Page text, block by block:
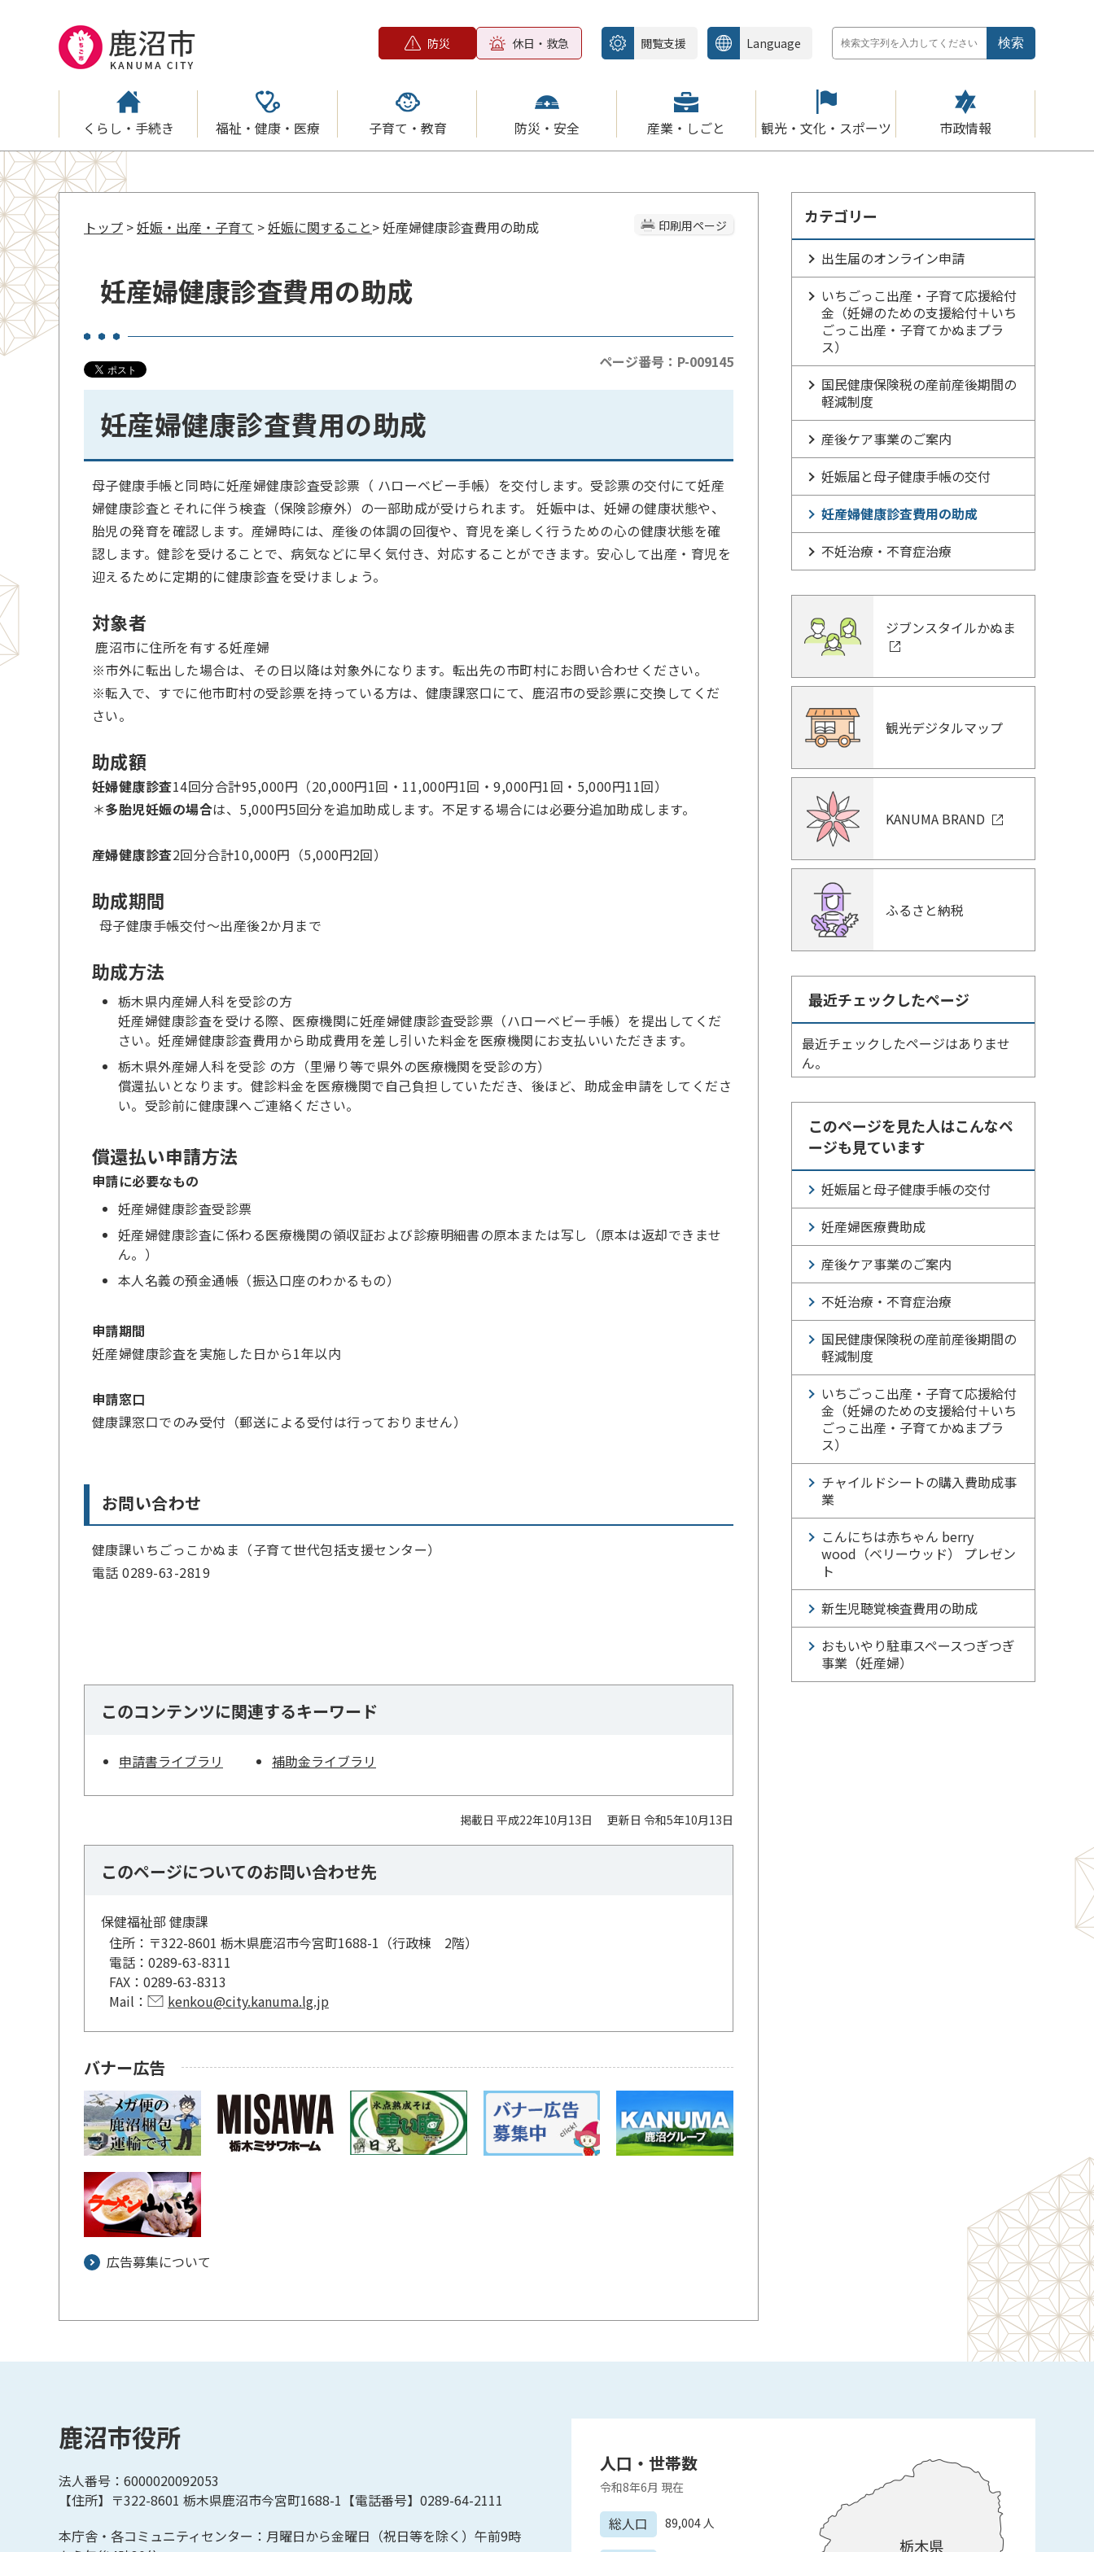
防災 休日・救急 閲覧支援 Language
くらし・手続き 福祉・健康・医療 子育て・教育 防災・安全 産業・しごと 観光・文化・スポーツ 市政情報
印刷用ページ
トップ >妊娠・出産・子育て >妊娠に関すること> 妊産婦健康診査費用の助成
妊産婦健康診査費用の助成
ページ番号：P-009145
妊産婦健康診査費用の助成
母子健康手帳と同時に妊産婦健康診査受診票（ ハローベビー手帳）を交付します。受診票の交付にて妊産
婦健康診査とそれに伴う検査（保険診療外）の一部助成が受けられます。 妊娠中は、妊婦の健康状態や、
胎児の発育を確認します。産婦時には、産後の体調の回復や、育児を楽しく行うための心の健康状態を確
認します。健診を受けることで、病気などに早く気付き、対応することができます。安心して出産・育児を
迎えるために定期的に健康診査を受けましょう。
対象者
鹿沼市に住所を有する妊産婦
※市外に転出した場合は、その日以降は対象外になります。転出先の市町村にお問い合わせください。
※転入で、すでに他市町村の受診票を持っている方は、健康課窓口にて、鹿沼市の受診票に交換してくだ
さい。
助成額
妊婦健康診査14回分合計95,000円（20,000円1回・11,000円1回・9,000円1回・5,000円11回）
＊多胎児妊娠の場合は、5,000円5回分を追加助成します。不足する場合には必要分追加助成します。
産婦健康診査2回分合計10,000円（5,000円2回）
助成期間
母子健康手帳交付～出産後2か月まで
助成方法
栃木県内産婦人科を受診の方
妊産婦健康診査を受ける際、医療機関に妊産婦健康診査受診票（ハローベビー手帳）を提出してくだ
さい。妊産婦健康診査費用から助成費用を差し引いた料金を医療機関にお支払いいただきます。
栃木県外産婦人科を受診 の方（里帰り等で県外の医療機関を受診の方）
償還払いとなります。健診料金を医療機関で自己負担していただき、後ほど、助成金申請をしてくださ
い。受診前に健康課へご連絡ください。
償還払い申請方法
申請に必要なもの
妊産婦健康診査受診票
妊産婦健康診査に係わる医療機関の領収証および診療明細書の原本または写し（原本は返却できませ
ん。）
本人名義の預金通帳（振込口座のわかるもの）
申請期間
妊産婦健康診査を実施した日から1年以内
申請窓口
健康課窓口でのみ受付（郵送による受付は行っておりません）
お問い合わせ
健康課いちごっこかぬま（子育て世代包括支援センター）
電話 0289-63-2819
このコンテンツに関連するキーワード
申請書ライブラリ 補助金ライブラリ
掲載日 平成22年10月13日 更新日 令和5年10月13日
このページについてのお問い合わせ先
保健福祉部 健康課
住所： 〒322-8601 栃木県鹿沼市今宮町1688-1（行政棟 2階）
電話： 0289-63-8311
FAX： 0289-63-8313
Mail：
kenkou@city.kanuma.lg.jp
バナー広告
広告募集について
カテゴリー
出生届のオンライン申請
いちごっこ出産・子育て応援給付
金（妊婦のための支援給付＋いち
ごっこ出産・子育てかぬまプラ
ス）
国民健康保険税の産前産後期間の
軽減制度
産後ケア事業のご案内
妊娠届と母子健康手帳の交付
妊産婦健康診査費用の助成
不妊治療・不育症治療
ジブンスタイルかぬま
観光デジタルマップ
KANUMA BRAND
ふるさと納税
最近チェックしたページ
最近チェックしたページはありませ
ん。
このページを見た人はこんなペ
ージも見ています
妊娠届と母子健康手帳の交付
妊産婦医療費助成
産後ケア事業のご案内
不妊治療・不育症治療
国民健康保険税の産前産後期間の
軽減制度
いちごっこ出産・子育て応援給付
金（妊婦のための支援給付＋いち
ごっこ出産・子育てかぬまプラ
ス）
チャイルドシートの購入費助成事
業
こんにちは赤ちゃん berry
wood（ベリーウッド） プレゼン
ト
新生児聴覚検査費用の助成
おもいやり駐車スペースつぎつぎ
事業（妊産婦）
鹿沼市役所
法人番号：6000020092053
【住所】〒322-8601 栃木県鹿沼市今宮町1688-1【電話番号】0289-64-2111
本庁舎・各コミュニティセンター：月曜日から金曜日（祝日等を除く）午前9時
人口・世帯数
令和8年6月 現在
総人口 89,004 人